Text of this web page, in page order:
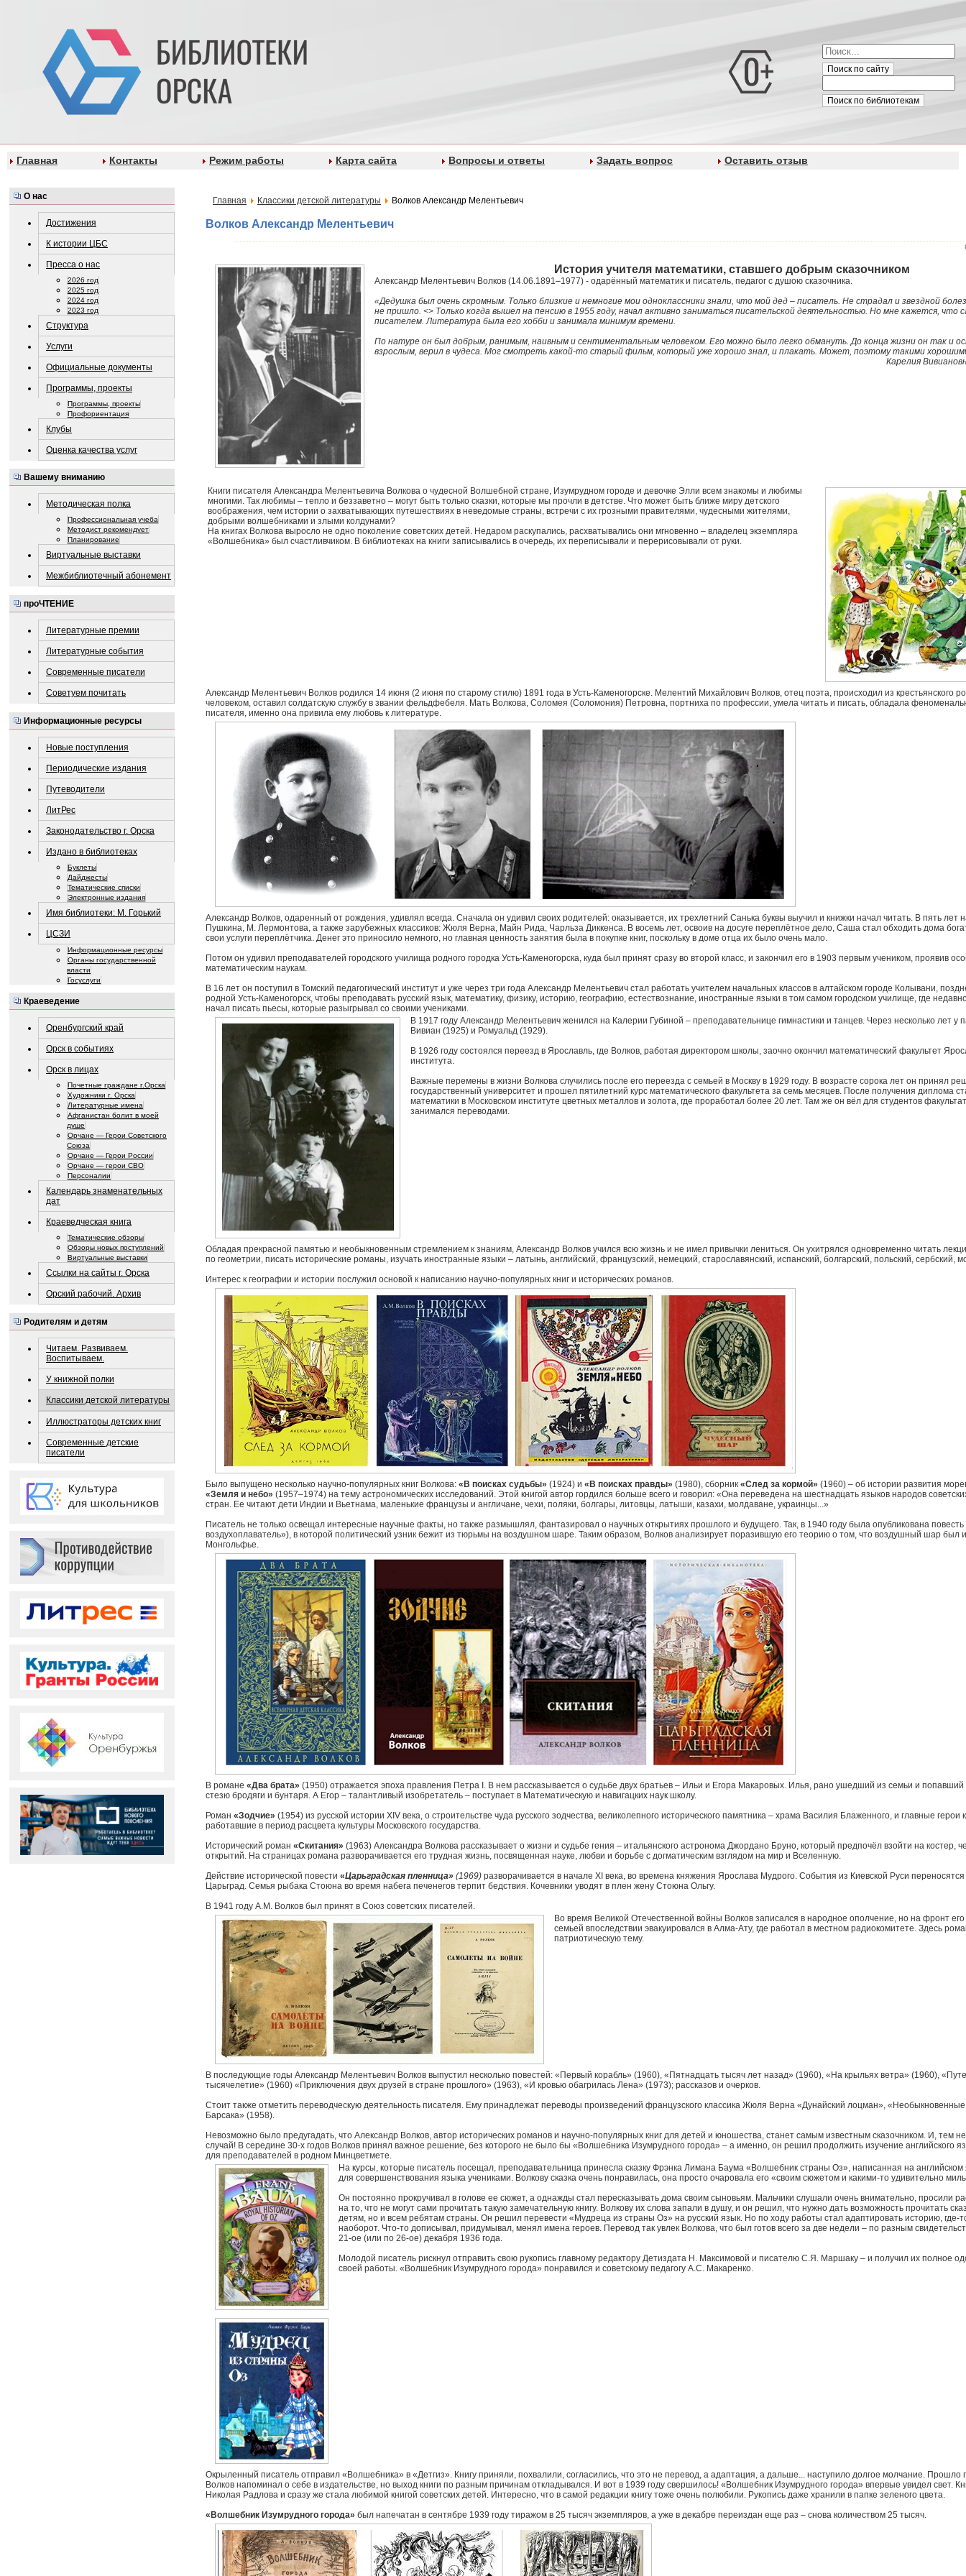
Поиск по сайту
Поиск по библиотекам
Главная Контакты Режим работы Карта сайта Вопросы и ответы Задать вопрос Оставить отзыв
О нас
Достижения
К истории ЦБС
Пресса о нас
2026 год
2025 год
2024 год
2023 год
Структура
Услуги
Официальные документы
Программы, проекты
Программы, проекты
Профориентация
Клубы
Оценка качества услуг
Вашему вниманию
Методическая полка
Профессиональная учеба
Методист рекомендует
Планирование
Виртуальные выставки
Межбиблиотечный абонемент
проЧТЕНИЕ
Литературные премии
Литературные события
Современные писатели
Советуем почитать
Информационные ресурсы
Новые поступления
Периодические издания
Путеводители
ЛитРес
Законодательство г. Орска
Издано в библиотеках
Буклеты
Дайджесты
Тематические списки
Электронные издания
Имя библиотеки: М. Горький
ЦСЗИ
Информационные ресурсы
Органы государственной
власти
Госуслуги
Краеведение
Оренбургский край
Орск в событиях
Орск в лицах
Почетные граждане г.Орска
Художники г. Орска
Литературные имена
Афганистан болит в моей
душе
Орчане — Герои Советского
Союза
Орчане — Герои России
Орчане — герои СВО
Персоналии
Календарь знаменательных
дат
Краеведческая книга
Тематические обзоры
Обзоры новых поступлений
Виртуальные выставки
Ссылки на сайты г. Орска
Орский рабочий. Архив
Родителям и детям
Читаем. Развиваем.
Воспитываем.
У книжной полки
Классики детской литературы
Иллюстраторы детских книг
Современные детские
писатели
Главная Классики детской литературы Волков Александр Мелентьевич
Волков Александр Мелентьевич
История учителя математики, ставшего добрым сказочником
Александр Мелентьевич Волков (14.06.1891–1977) - одарённый математик и писатель, педагог с душою сказочника.
«Дедушка был очень скромным. Только близкие и немногие мои одноклассники знали, что мой дед – писатель. Не страдал и звездной
не пришло. <> Только когда вышел на пенсию в 1955 году, начал активно заниматься писательской деятельностью. Но мне кажется, что
писателем. Литература была его хобби и занимала минимум времени.
По натуре он был добрым, ранимым, наивным и сентиментальным человеком. Его можно было легко обмануть. До конца жизни он так и
взрослым, верил в чудеса. Мог смотреть какой-то старый фильм, который уже хорошо знал, и плакать. Может, поэтому такими
Карелия
Книги писателя Александра Мелентьевича Волкова о чудесной Волшебной стране, Изумрудном городе и девочке Элли всем знакомы и любимы
многими. Так любимы – тепло и беззаветно – могут быть только сказки, которые мы прочли в детстве. Что может быть ближе миру детского
воображения, чем истории о захватывающих путешествиях в неведомые страны, встречи с их грозными правителями, чудесными жителями,
добрыми волшебниками и злыми колдунами?
На книгах Волкова выросло не одно поколение советских детей. Недаром раскупались, расхватывались они мгновенно – владелец экземпляра
«Волшебника» был счастливчиком. В библиотеках на книги записывались в очередь, их переписывали и перерисовывали от руки.
Александр Мелентьевич Волков родился 14 июня (2 июня по старому стилю) 1891 года в Усть-Каменогорске. Мелентий Михайлович Волков, отец поэта, происходил из крестьянского
человеком, оставил солдатскую службу в звании фельдфебеля. Мать Волкова, Соломея (Соломония) Петровна, портниха по профессии, умела читать и писать, обладала
писателя, именно она привила ему любовь к литературе.
Александр Волков, одаренный от рождения, удивлял всегда. Сначала он удивил своих родителей: оказывается, их трехлетний Санька буквы выучил и книжки начал читать. В пять лет
Пушкина, М. Лермонтова, а также зарубежных классиков: Жюля Верна, Майн Рида, Чарльза Диккенса. В восемь лет, освоив на досуге переплётное дело, Саша стал обходить дома
свои услуги переплётчика. Денег это приносило немного, но главная ценность занятия была в покупке книг, поскольку в доме отца их было очень мало.
Потом он удивил преподавателей городского училища родного городка Усть-Каменогорска, куда был принят сразу во второй класс, и закончил его в 1903 первым учеником, проявив
математическим наукам.
В 16 лет он поступил в Томский педагогический институт и уже через три года Александр Мелентьевич стал работать учителем начальных классов в алтайском городе Колывани,
родной Усть-Каменогорск, чтобы преподавать русский язык, математику, физику, историю, географию, естествознание, иностранные языки в том самом городском училище, где
начал писать пьесы, которые разыгрывал со своими учениками.
В 1917 году Александр Мелентьевич женился на Калерии Губиной – преподавательнице гимнастики и танцев. Через несколько лет у
Вивиан (1925) и Ромуальд (1929).
В 1926 году состоялся переезд в Ярославль, где Волков, работая директором школы, заочно окончил математический факультет
института.
Важные перемены в жизни Волкова случились после его переезда с семьей в Москву в 1929 году. В возрасте сорока лет он принял
государственный университет и прошел пятилетний курс математического факультета за семь месяцев. После получения диплома
математики в Московском институте цветных металлов и золота, где проработал более 20 лет. Там же он вёл для студентов
занимался переводами.
Обладая прекрасной памятью и необыкновенным стремлением к знаниям, Александр Волков учился всю жизнь и не имел привычки лениться. Он ухитрялся одновременно читать
по геометрии, писать исторические романы, изучать иностранные языки – латынь, английский, французский, немецкий, старославянский, испанский, болгарский, польский, сербский,
Интерес к географии и истории послужил основой к написанию научно-популярных книг и исторических романов.
Было выпущено несколько научно-популярных книг Волкова: «В поисках судьбы» (1924) и «В поисках правды» (1980), сборник «След за кормой» (1960) – об истории развития
«Земля и небо» (1957–1974) на тему астрономических исследований. Этой книгой автор гордился больше всего и говорил: «Она переведена на шестнадцать языков народов
стран. Ее читают дети Индии и Вьетнама, маленькие французы и англичане, чехи, поляки, болгары, литовцы, латыши, казахи, молдаване, украинцы...»
Писатель не только освещал интересные научные факты, но также размышлял, фантазировал о научных открытиях прошлого и будущего. Так, в 1940 году была опубликована повесть
воздухоплаватель»), в которой политический узник бежит из тюрьмы на воздушном шаре. Таким образом, Волков анализирует поразившую его теорию о том, что воздушный шар был
Монгольфье.
В романе «Два брата» (1950) отражается эпоха правления Петра I. В нем рассказывается о судьбе двух братьев – Ильи и Егора Макаровых. Илья, рано ушедший из семьи и
стезю бродяги и бунтаря. А Егор – талантливый изобретатель – поступает в Математическую и навигацких наук школу.
Роман «Зодчие» (1954) из русской истории XIV века, о строительстве чуда русского зодчества, великолепного исторического памятника – храма Василия Блаженного, и главные герои
работавшие в период расцвета культуры Московского государства.
Исторический роман «Скитания» (1963) Александра Волкова рассказывает о жизни и судьбе гения – итальянского астронома Джордано Бруно, который предпочёл взойти на костер,
открытий. На страницах романа разворачивается его трудная жизнь, посвященная науке, любви и борьбе с догматическим взглядом на мир и Вселенную.
Действие исторической повести «Царьградская пленница» (1969) разворачивается в начале XI века, во времена княжения Ярослава Мудрого. События из Киевской Руси
Царьград. Семья рыбака Стоюна во время набега печенегов терпит бедствия. Кочевники уводят в плен жену Стоюна Ольгу.
В 1941 году А.М. Волков был принят в Союз советских писателей.
Во время Великой Отечественной войны Волков записался в народное ополчение, но на фронт
семьей впоследствии эвакуировался в Алма-Ату, где работал в местном радиокомитете. Здесь
патриотическую тему.
В последующие годы Александр Мелентьевич Волков выпустил несколько повестей: «Первый корабль» (1960), «Пятнадцать тысяч лет назад» (1960), «На крыльях ветра» (1960),
тысячелетие» (1960) «Приключения двух друзей в стране прошлого» (1963), «И кровью обагрилась Лена» (1973); рассказов и очерков.
Стоит также отметить переводческую деятельность писателя. Ему принадлежат переводы произведений французского классика Жюля Верна «Дунайский лоцман»,
Барсака» (1958).
Невозможно было предугадать, что Александр Волков, автор исторических романов и научно-популярных книг для детей и юношества, станет самым известным сказочником. И, тем
случай! В середине 30-х годов Волков принял важное решение, без которого не было бы «Волшебника Изумрудного города» – а именно, он решил продолжить изучение английского
для преподавателей в родном Минцветмете.
На курсы, которые писатель посещал, преподавательница принесла сказку Фрэнка Лимана Баума «Волшебник страны Оз», написанная на английском
для совершенствования языка учениками. Волкову сказка очень понравилась, она просто очаровала его «своим сюжетом и какими-то удивительно
Он постоянно прокручивал в голове ее сюжет, а однажды стал пересказывать дома своим сыновьям. Мальчики слушали очень внимательно, просили
на то, что не могут сами прочитать такую замечательную книгу. Волкову их слова запали в душу, и он решил, что нужно дать возможность прочитать
детям, но и всем ребятам страны. Он решил перевести «Мудреца из страны Оз» на русский язык. Но по ходу работы стал адаптировать историю, где-
наоборот. Что-то дописывал, придумывал, менял имена героев. Перевод так увлек Волкова, что был готов всего за две недели – по разным
21-ое (или по 26-ое) декабря 1936 года.
Молодой писатель рискнул отправить свою рукопись главному редактору Детиздата Н. Максимовой и писателю С.Я. Маршаку – и получил их полное
своей работы. «Волшебник Изумрудного города» понравился и советскому педагогу А.С. Макаренко.
Окрыленный писатель отправил «Волшебника» в «Детгиз». Книгу приняли, похвалили, согласились, что это не перевод, а адаптация, а дальше... наступило долгое молчание. Прошло
Волков напоминал о себе в издательстве, но выход книги по разным причинам откладывался. И вот в 1939 году свершилось! «Волшебник Изумрудного города» впервые увидел свет.
Николая Радлова и сразу же стала любимой книгой советских детей. Интересно, что в самой редакции книгу тоже очень полюбили. Рукопись даже хранили в папке зеленого цвета.
«Волшебник Изумрудного города» был напечатан в сентябре 1939 году тиражом в 25 тысяч экземпляров, а уже в декабре переиздан еще раз – снова количеством 25 тысяч.